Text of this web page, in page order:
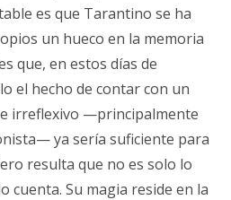
es que Tarantino se ha
un hueco en la memoria
que, en estos días de
el hecho de contar con un
irreflexivo —principalmente
ya sería suficiente para
resulta que no es solo lo
cuenta. Su magia reside en la